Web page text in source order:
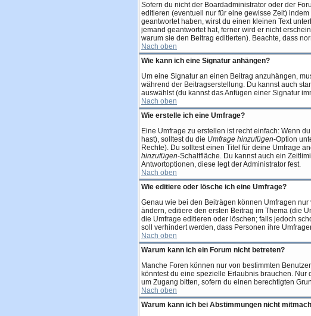
Sofern du nicht der Boardadministrator oder der
editieren (eventuell nur für eine gewisse Zeit) indem
geantwortet haben, wirst du einen kleinen Text
jemand geantwortet hat, ferner wird er nicht
warum sie den Beitrag editierten). Beachte, dass
Nach oben
Wie kann ich eine Signatur anhängen?
Um eine Signatur an einen Beitrag anzuhängen,
während der Beitragserstellung. Du kannst auch
auswählst (du kannst das Anfügen einer Signatur
Nach oben
Wie erstelle ich eine Umfrage?
Eine Umfrage zu erstellen ist recht einfach: Wenn
hast), solltest du die Umfrage hinzufügen-Option
Rechte). Du solltest einen Titel für deine Umfrage
hinzufügen-Schaltfläche. Du kannst auch ein
Antwortoptionen, diese legt der Administrator fest.
Nach oben
Wie editiere oder lösche ich eine Umfrage?
Genau wie bei den Beiträgen können Umfragen
ändern, editiere den ersten Beitrag im Thema (die
die Umfrage editieren oder löschen; falls jedoch
soll verhindert werden, dass Personen ihre
Nach oben
Warum kann ich ein Forum nicht betreten?
Manche Foren können nur von bestimmten
könntest du eine spezielle Erlaubnis brauchen.
um Zugang bitten, sofern du einen berechtigten
Nach oben
Warum kann ich bei Abstimmungen nicht